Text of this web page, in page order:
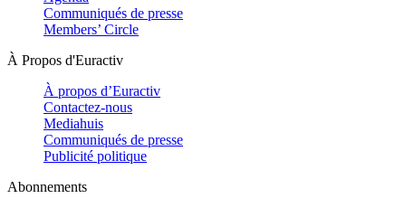
Communiqués de presse
Members’ Circle
À Propos d'Euractiv
À propos d’Euractiv
Contactez-nous
Mediahuis
Communiqués de presse
Publicité politique
Abonnements